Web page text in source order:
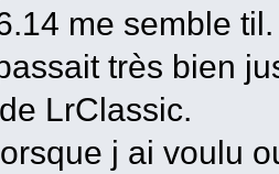
me semble til.
très bien
LrClassic.
j ai voulu